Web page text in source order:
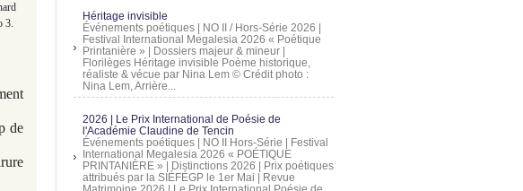
3.
de
Héritage invisible
Événements poétiques | NO II / Hors-Série 2026 |
Festival International Megalesia 2026 « Poétique
Printanière » | Dossiers majeur & mineur |
Florilèges Héritage invisible Poème historique,
réaliste & vécue par Nina Lem © Crédit photo :
Nina Lem, Arrière...
2026 | Le Prix International de Poésie de
l'Académie Claudine de Tencin
Événements poétiques | NO II Hors-Série | Festival
International Megalesia 2026 « POÉTIQUE
PRINTANIÈRE » | Distinctions 2026 | Prix poétiques
attribués par la SIÉFÉGP le 1er Mai | Revue